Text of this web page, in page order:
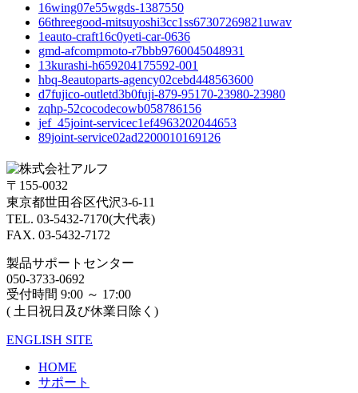
16wing07e55wgds-1387550
66threegood-mitsuyoshi3cc1ss67307269821uwav
1eauto-craft16c0yeti-car-0636
gmd-afcompmoto-r7bbb9760045048931
13kurashi-h659204175592-001
hbq-8eautoparts-agency02cebd448563600
d7fujico-outletd3b0fuji-879-95170-23980-23980
zqhp-52cocodecowb058786156
jef_45joint-servicec1ef4963202044653
89joint-service02ad2200010169126
〒155-0032
東京都世田谷区代沢3-6-11
TEL. 03-5432-7170(大代表)
FAX. 03-5432-7172
製品サポートセンター
050-3733-0692
受付時間 9:00 ～ 17:00
( 土日祝日及び休業日除く)
ENGLISH SITE
HOME
サポート